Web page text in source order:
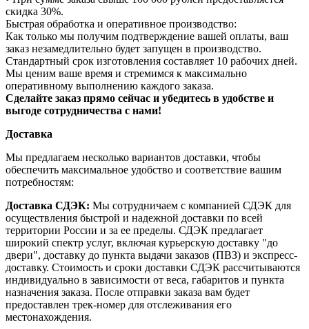
скидка 30%.
Быстрая обработка и оперативное производство:
Как только мы получим подтверждение вашей оплаты, ваш
заказ незамедлительно будет запущен в производство.
Стандартный срок изготовления составляет 10 рабочих дней.
Мы ценим ваше время и стремимся к максимально
оперативному выполнению каждого заказа.
Сделайте заказ прямо сейчас и убедитесь в удобстве и
выгоде сотрудничества с нами!
Доставка
Мы предлагаем несколько вариантов доставки, чтобы
обеспечить максимальное удобство и соответствие вашим
потребностям:
Доставка СДЭК: Мы сотрудничаем с компанией СДЭК для
осуществления быстрой и надежной доставки по всей
территории России и за ее пределы. СДЭК предлагает
широкий спектр услуг, включая курьерскую доставку "до
двери", доставку до пункта выдачи заказов (ПВЗ) и экспресс-
доставку. Стоимость и сроки доставки СДЭК рассчитываются
индивидуально в зависимости от веса, габаритов и пункта
назначения заказа. После отправки заказа вам будет
предоставлен трек-номер для отслеживания его
местонахождения.